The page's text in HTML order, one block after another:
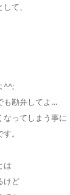
て、
^^;
も勘弁してよ…
なってしまう事に
。
は
けど